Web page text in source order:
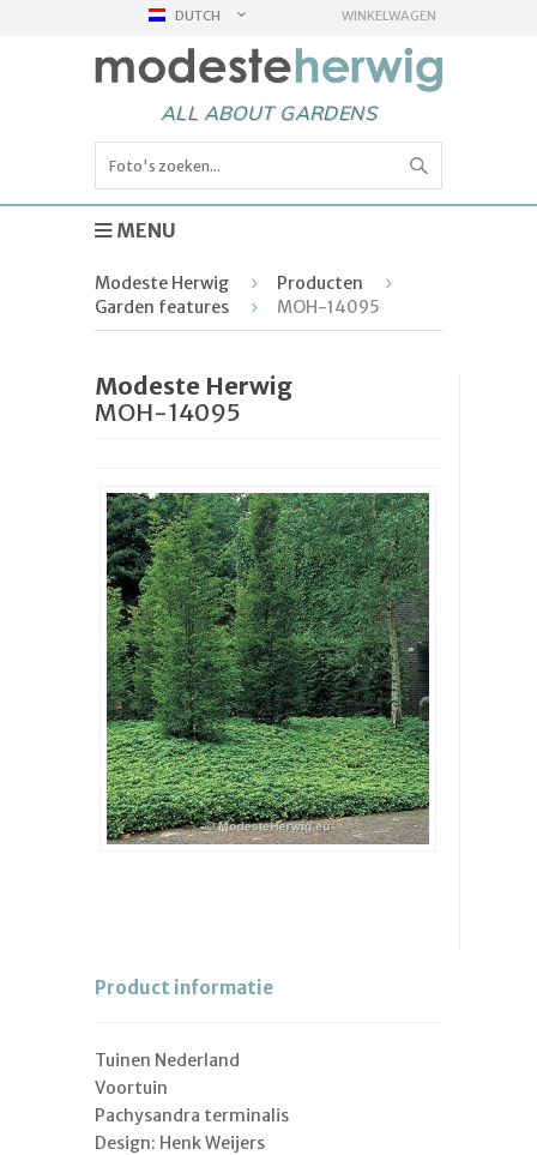
DUTCH WINKELWAGEN
ALL ABOUT GARDENS
MENU
Modeste Herwig
Producten
Garden features
MOH-14095
Modeste Herwig
MOH-14095
Product informatie
Tuinen Nederland
Voortuin
Pachysandra terminalis
Design: Henk Weijers